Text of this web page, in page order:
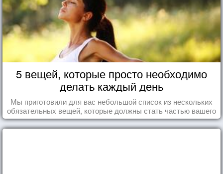
5 вещей, которые просто необходимо
делать каждый день
Мы приготовили для вас небольшой список из нескольких
обязательных вещей, которые должны стать частью вашего
дня.